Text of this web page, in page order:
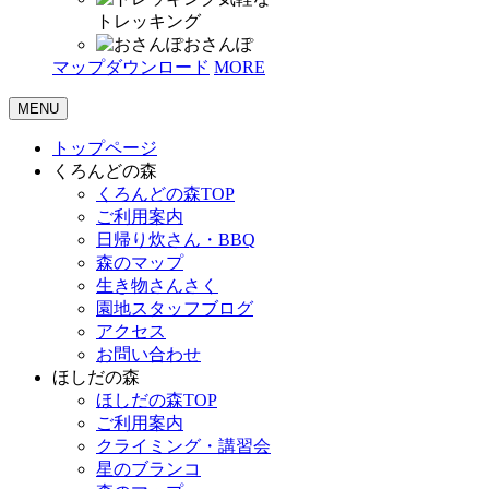
トレッキング
おさんぽ
マップダウンロード MORE
MENU
トップページ
くろんどの森
くろんどの森TOP
ご利用案内
日帰り炊さん・BBQ
森のマップ
生き物さんさく
園地スタッフブログ
アクセス
お問い合わせ
ほしだの森
ほしだの森TOP
ご利用案内
クライミング・講習会
星のブランコ